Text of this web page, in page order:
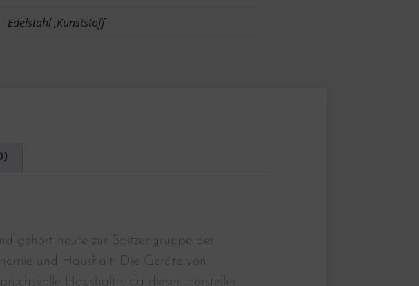
Edelstahl ,Kunststoff
gehört heute zur Spitzengruppe der
und Haushalt. Die Geräte von
Haushalte, da dieser Hersteller